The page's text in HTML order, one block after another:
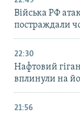
Війська РФ
постраждали
22:30
Нафтовий
вплинули на
21:56